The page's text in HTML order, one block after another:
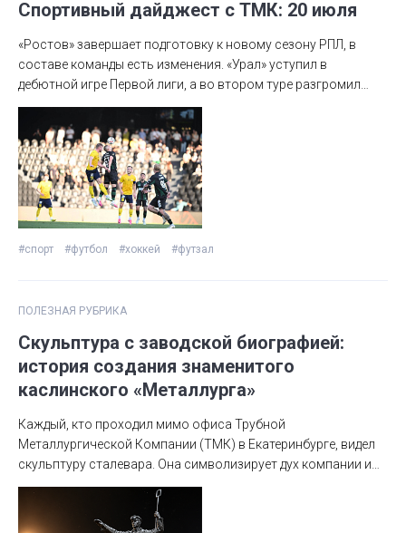
Спортивный дайджест с ТМК: 20 июля
«Ростов» завершает подготовку к новому сезону РПЛ, в
составе команды есть изменения. «Урал» уступил в
дебютной игре Первой лиги, а во втором туре разгромил
«Енисей». «Трактор» определился с тренерским штабом, а
«Синара» начала тренировки с новым наставником.
Подробнее в нашем традиционном обзоре.
#спорт #футбол #хоккей #футзал
ПОЛЕЗНАЯ РУБРИКА
Скульптура с заводской биографией:
история создания знаменитого
каслинского «Металлурга»
Каждый, кто проходил мимо офиса Трубной
Металлургической Компании (ТМК) в Екатеринбурге, видел
скульптуру сталевара. Она символизирует дух компании и
работающих в ней людей. Рассказываем историю
знаменитой каслинской скульптуры, которая вдохновляла
рабочих на заводской площади в Челябинской области,